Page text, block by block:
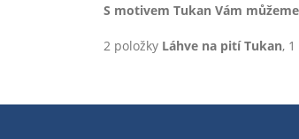
S motivem Tukan Vám
2 položky Láhve na pití Tukan,